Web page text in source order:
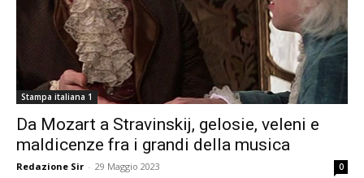
Stampa italiana 1
Da Mozart a Stravinskij, gelosie, veleni e
maldicenze fra i grandi della musica
Redazione Sir - 29 Maggio 2023 0